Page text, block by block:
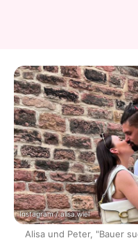
Instagram / alisa.wiel
Alisa und Peter, "Bauer